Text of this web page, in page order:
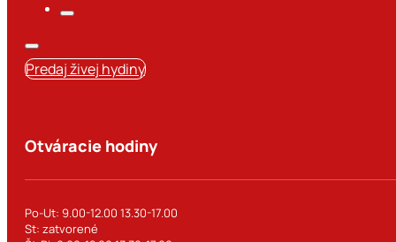
Predaj živej hydiny
Otváracie hodiny
Po-Ut: 9.00-12.00 13.30-17.00
St: zatvorené